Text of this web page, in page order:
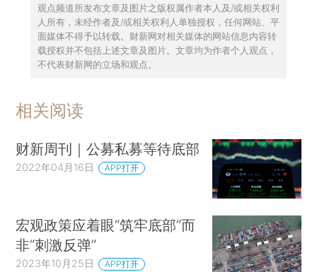
观点频道所发布文章及图片之版权属作者本人及/或相关权利
人所有，未经作者及/或相关权利人单独授权，任何网站、平
面媒体不得予以转载。财新网对相关媒体的网站信息内容转
载授权并不包括上述文章及图片。文章均为作者个人观点，
不代表财新网的立场和观点。
相关阅读
财新周刊｜公募私募等待底部
2022年04月16日 APP打开
宏观政策应着眼“筑牢底部”而
非“刺激反弹”
2023年10月25日 APP打开